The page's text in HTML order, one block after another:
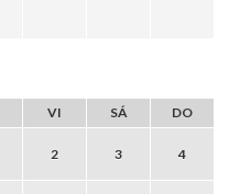
VI SÁ DO
2 3 4